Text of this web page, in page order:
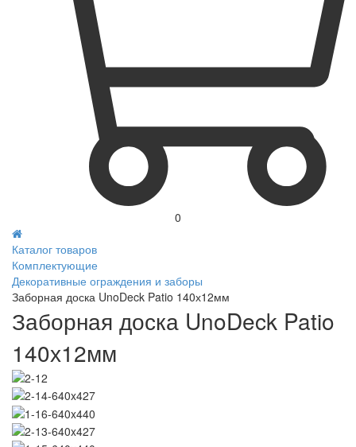
0
Каталог товаров
Комплектующие
Декоративные ограждения и заборы
Заборная доска UnoDeck Patio 140х12мм
Заборная доска UnoDeck Patio
140х12мм